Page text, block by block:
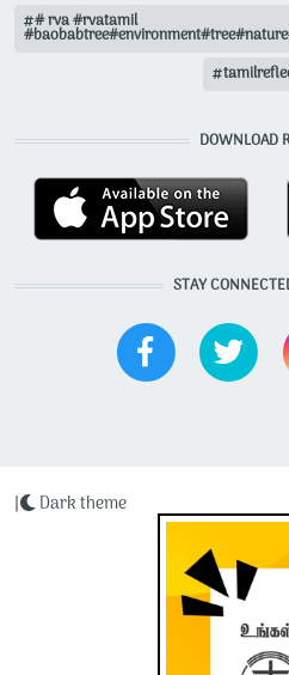
# rva #rvatamil
DOWNLOAD
STAY
Radio Veritas
| Dark theme